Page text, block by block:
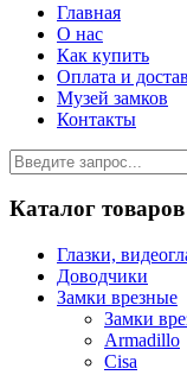
Главная
О нас
Как купить
Оплата и
Музей замков
Контакты
Каталог товаров
Глазки,
Доводчики
Замки врезные
Замки
Armadillo
Cisa